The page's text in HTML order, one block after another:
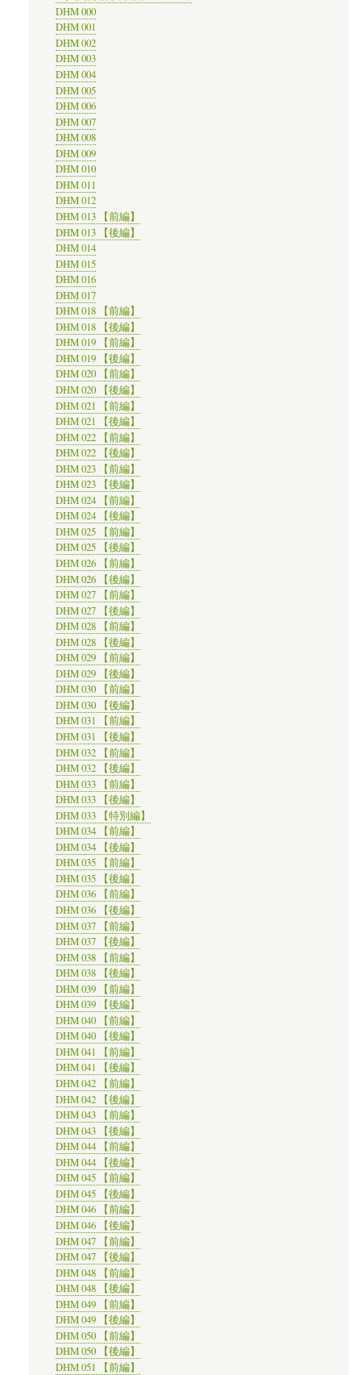
DHM 000
DHM 001
DHM 002
DHM 003
DHM 004
DHM 005
DHM 006
DHM 007
DHM 008
DHM 009
DHM 010
DHM 011
DHM 012
DHM 013 【前編】
DHM 013 【後編】
DHM 014
DHM 015
DHM 016
DHM 017
DHM 018 【前編】
DHM 018 【後編】
DHM 019 【前編】
DHM 019 【後編】
DHM 020 【前編】
DHM 020 【後編】
DHM 021 【前編】
DHM 021 【後編】
DHM 022 【前編】
DHM 022 【後編】
DHM 023 【前編】
DHM 023 【後編】
DHM 024 【前編】
DHM 024 【後編】
DHM 025 【前編】
DHM 025 【後編】
DHM 026 【前編】
DHM 026 【後編】
DHM 027 【前編】
DHM 027 【後編】
DHM 028 【前編】
DHM 028 【後編】
DHM 029 【前編】
DHM 029 【後編】
DHM 030 【前編】
DHM 030 【後編】
DHM 031 【前編】
DHM 031 【後編】
DHM 032 【前編】
DHM 032 【後編】
DHM 033 【前編】
DHM 033 【後編】
DHM 033 【特別編】
DHM 034 【前編】
DHM 034 【後編】
DHM 035 【前編】
DHM 035 【後編】
DHM 036 【前編】
DHM 036 【後編】
DHM 037 【前編】
DHM 037 【後編】
DHM 038 【前編】
DHM 038 【後編】
DHM 039 【前編】
DHM 039 【後編】
DHM 040 【前編】
DHM 040 【後編】
DHM 041 【前編】
DHM 041 【後編】
DHM 042 【前編】
DHM 042 【後編】
DHM 043 【前編】
DHM 043 【後編】
DHM 044 【前編】
DHM 044 【後編】
DHM 045 【前編】
DHM 045 【後編】
DHM 046 【前編】
DHM 046 【後編】
DHM 047 【前編】
DHM 047 【後編】
DHM 048 【前編】
DHM 048 【後編】
DHM 049 【前編】
DHM 049 【後編】
DHM 050 【前編】
DHM 050 【後編】
DHM 051 【前編】